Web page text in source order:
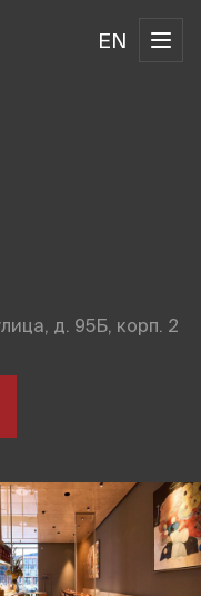
EN
д. 95Б, корп. 2